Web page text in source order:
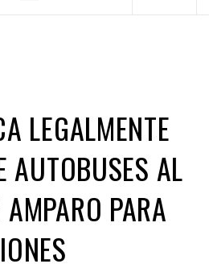
LEGALMENTE
AUTOBUSES AL
PARA